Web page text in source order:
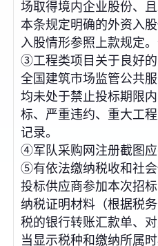
场取得境内企业股份、
本条规定明确的外资入
入股情形参照上款规定。
③工程类项目关于良好
全国建筑市场监管公共
均未处于禁止投标期限
标、严重违约、重大工
记录。
④军队采购网注册截图应
⑤有依法缴纳税收和社会
投标供应商参加本次招
纳税证明材料（根据税
税的银行转账汇款单、
当显示税种和缴纳所属